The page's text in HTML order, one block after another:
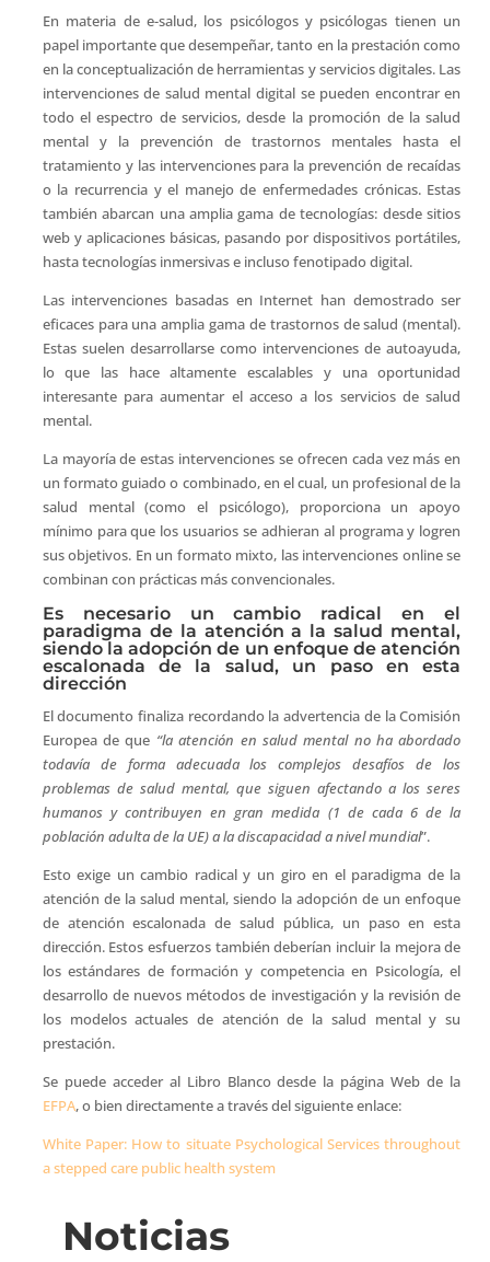
En materia de e-salud, los psicólogos y psicólogas tienen un
papel importante que desempeñar, tanto en la prestación como
en la conceptualización de herramientas y servicios digitales. Las
intervenciones de salud mental digital se pueden encontrar en
todo el espectro de servicios, desde la promoción de la salud
mental y la prevención de trastornos mentales hasta el
tratamiento y las intervenciones para la prevención de recaídas
o la recurrencia y el manejo de enfermedades crónicas. Estas
también abarcan una amplia gama de tecnologías: desde sitios
web y aplicaciones básicas, pasando por dispositivos portátiles,
hasta tecnologías inmersivas e incluso fenotipado digital.
Las intervenciones basadas en Internet han demostrado ser
eficaces para una amplia gama de trastornos de salud (mental).
Estas suelen desarrollarse como intervenciones de autoayuda,
lo que las hace altamente escalables y una oportunidad
interesante para aumentar el acceso a los servicios de salud
mental.
La mayoría de estas intervenciones se ofrecen cada vez más en
un formato guiado o combinado, en el cual, un profesional de la
salud mental (como el psicólogo), proporciona un apoyo
mínimo para que los usuarios se adhieran al programa y logren
sus objetivos. En un formato mixto, las intervenciones online se
combinan con prácticas más convencionales.
Es necesario un cambio radical en el
paradigma de la atención a la salud mental,
siendo la adopción de un enfoque de atención
escalonada de la salud, un paso en esta
dirección
El documento finaliza recordando la advertencia de la Comisión
Europea de que “la atención en salud mental no ha abordado
todavía de forma adecuada los complejos desafíos de los
problemas de salud mental, que siguen afectando a los seres
humanos y contribuyen en gran medida (1 de cada 6 de la
población adulta de la UE) a la discapacidad a nivel mundial”.
Esto exige un cambio radical y un giro en el paradigma de la
atención de la salud mental, siendo la adopción de un enfoque
de atención escalonada de salud pública, un paso en esta
dirección. Estos esfuerzos también deberían incluir la mejora de
los estándares de formación y competencia en Psicología, el
desarrollo de nuevos métodos de investigación y la revisión de
los modelos actuales de atención de la salud mental y su
prestación.
Se puede acceder al Libro Blanco desde la página Web de la
EFPA, o bien directamente a través del siguiente enlace:
White Paper: How to situate Psychological Services throughout
a stepped care public health system
Noticias